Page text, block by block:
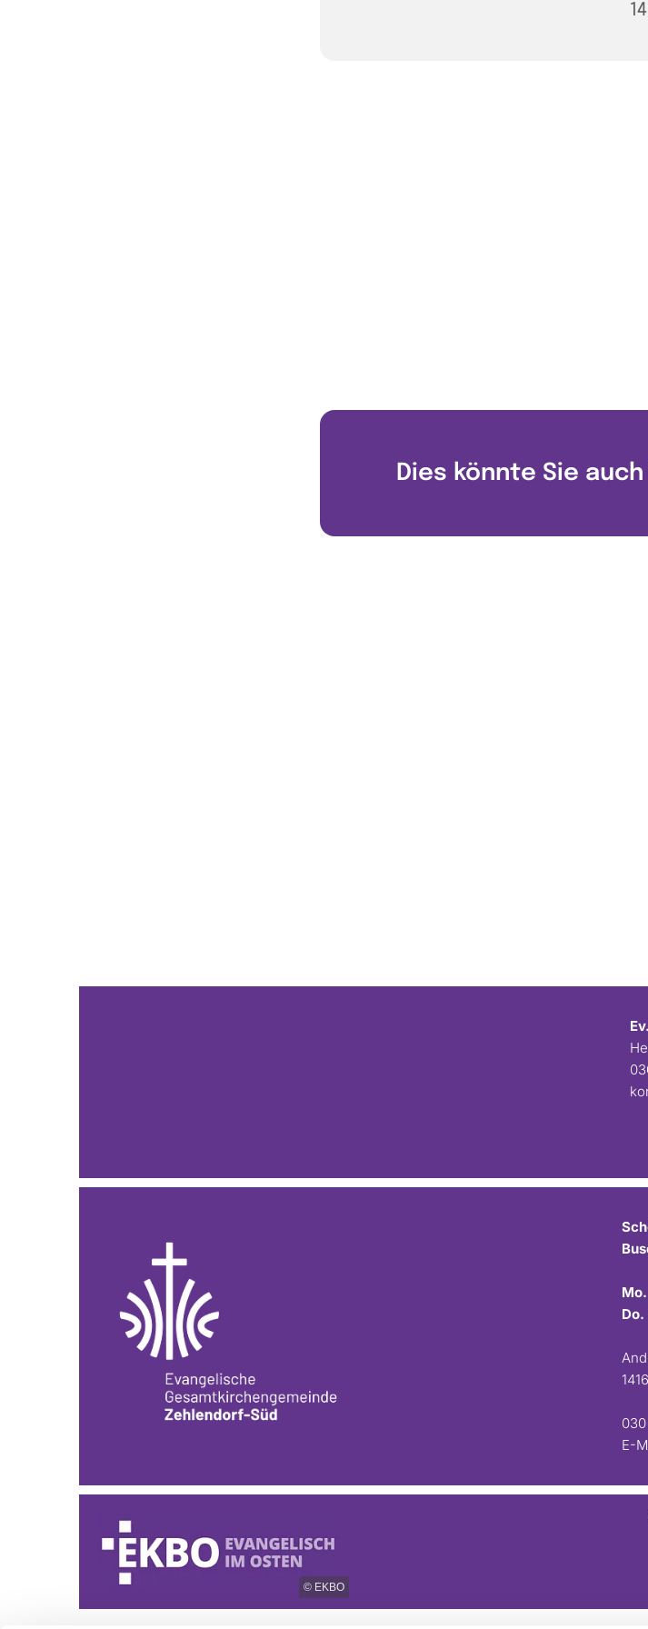
Dies könnte Sie
E-
© EKBO